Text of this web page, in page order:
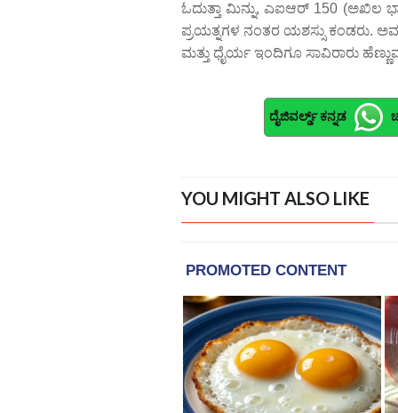
ಓದುತ್ತಾ ಮಿನ್ನು, ಎಐಆರ್ 150 (ಅಖಿಲ
ಪ್ರಯತ್ನಗಳ ನಂತರ ಯಶಸ್ಸು ಕಂಡರು.
ಮತ್ತು ಧೈರ್ಯ ಇಂದಿಗೂ ಸಾವಿರಾರು
ದೈಜಿವರ್ಲ್ಡ್ ಕನ್ನಡ
YOU MIGHT ALSO LIKE